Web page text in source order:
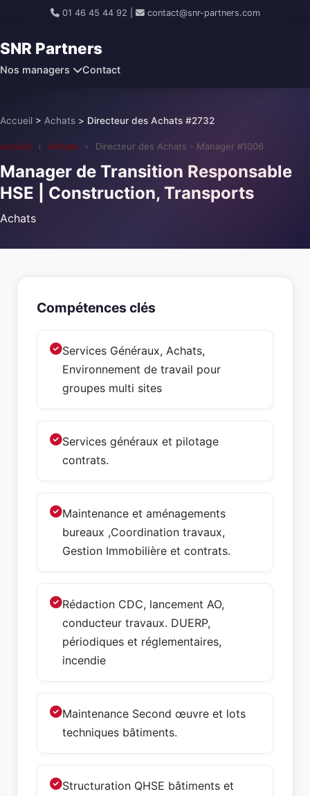
01 46 45 44 92 contact@snr-partners.com
SNR Partners
Nos managers Contact
Accueil > Achats > Directeur des Achats #2732
Accueil › Achats › Directeur des Achats - Manager #1006
Manager de Transition Responsable
HSE | Construction, Transports
Achats
Compétences clés
Services Généraux, Achats,
Environnement de travail pour
groupes multi sites
Services généraux et pilotage
contrats.
Maintenance et aménagements
bureaux ,Coordination travaux,
Gestion Immobilière et contrats.
Rédaction CDC, lancement AO,
conducteur travaux. DUERP,
périodiques et réglementaires,
incendie
Maintenance Second œuvre et lots
techniques bâtiments.
Structuration QHSE bâtiments et